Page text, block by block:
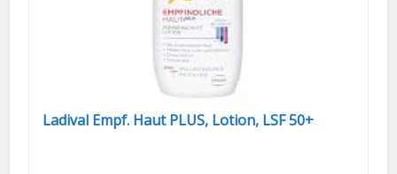
Ladival Empf. Haut PLUS, Lotion, LSF 50+